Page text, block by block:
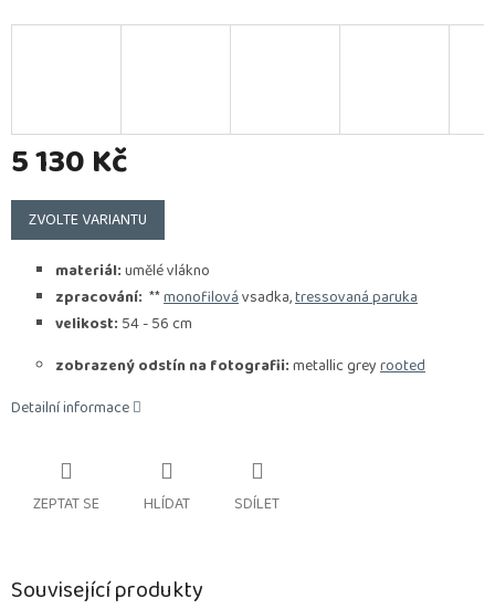
5 130 Kč
Měrná
cena:
ZVOLTE VARIANTU
materiál:umělé vlákno
zpracování: **monofilovávsadka,tressovaná paruka
velikost: 54 - 56 cm
zobrazený odstín na fotografii:metallic greyrooted
Detailní informace
ZEPTAT SE HLÍDAT SDÍLET
Související produkty